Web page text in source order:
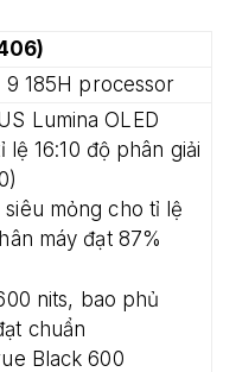
185H processor
Lumina OLED
lệ 16:10 độ phân giải
siêu mỏng cho tỉ lệ
máy đạt 87%
nits, bao phủ
chuẩn
Black 600